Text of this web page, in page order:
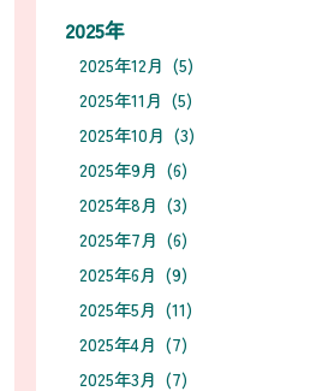
2025年
2025年12月 (5)
2025年11月 (5)
2025年10月 (3)
2025年9月 (6)
2025年8月 (3)
2025年7月 (6)
2025年6月 (9)
2025年5月 (11)
2025年4月 (7)
2025年3月 (7)